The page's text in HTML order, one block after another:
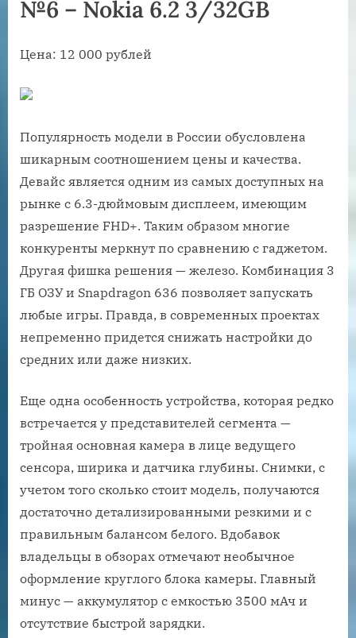
№6 – Nokia 6.2 3/32GB
Цена: 12 000 рублей
Популярность модели в России обусловлена
шикарным соотношением цены и качества.
Девайс является одним из самых доступных на
рынке с 6.3-дюймовым дисплеем, имеющим
разрешение FHD+. Таким образом многие
конкуренты меркнут по сравнению с гаджетом.
Другая фишка решения — железо. Комбинация 3
ГБ ОЗУ и Snapdragon 636 позволяет запускать
любые игры. Правда, в современных проектах
непременно придется снижать настройки до
средних или даже низких.
Еще одна особенность устройства, которая редко
встречается у представителей сегмента —
тройная основная камера в лице ведущего
сенсора, ширика и датчика глубины. Снимки, с
учетом того сколько стоит модель, получаются
достаточно детализированными резкими и с
правильным балансом белого. Вдобавок
владельцы в обзорах отмечают необычное
оформление круглого блока камеры. Главный
минус — аккумулятор с емкостью 3500 мАч и
отсутствие быстрой зарядки.